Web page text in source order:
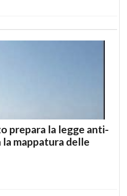
prepara la legge anti-
mappatura delle